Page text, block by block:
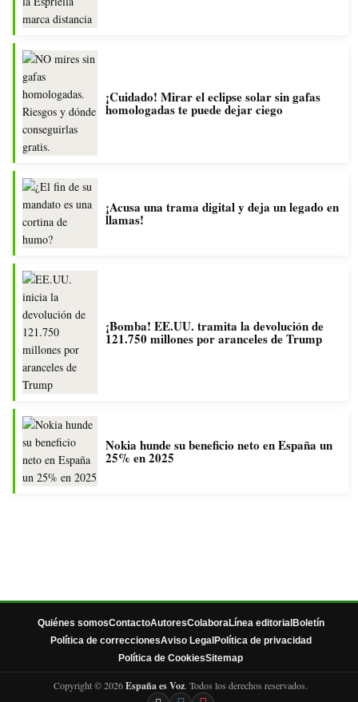
¡Cuidado! Mirar el eclipse solar sin gafas
homologadas te puede dejar ciego
¡Acusa una trama digital y deja un legado en
llamas!
¡Bomba! EE.UU. tramita la devolución de
121.750 millones por aranceles de Trump
Nokia hunde su beneficio neto en España un
25% en 2025
Quiénes somosContactoAutoresColaboraLínea editorial Boletín
Política de correccionesAviso Legal Política de privacidad
Política de CookiesSitemap
Copyright © 2026España es Voz. Todos los derechos reservados.